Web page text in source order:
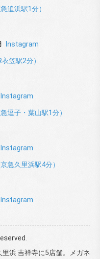
追浜駅1分）
Instagram
笠駅2分）
Instagram
逗子・葉山駅1分）
Instagram
急久里浜駅4分）
Instagram
浜 吉祥寺に5店舗。メガネ